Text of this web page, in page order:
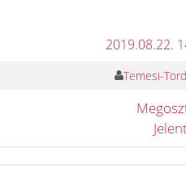
2019.08.22.
Temesi-